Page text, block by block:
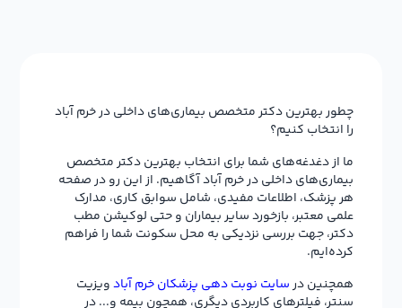
چطور بهترین دکتر متخصص بیماری‌های داخلی در خرم آباد
را انتخاب کنیم؟
ما از دغدغه‌های شما برای انتخاب بهترین دکتر متخصص
بیماری‌های داخلی در خرم آباد آگاهیم. از این رو در صفحه
هر پزشک، اطلاعات مفیدی، شامل سوابق کاری، مدارک
علمی معتبر، بازخورد سایر بیماران و حتی لوکیشن مطب
دکتر، جهت بررسی نزدیکی به محل سکونت شما را فراهم
کرده‌ایم.
همچنین درسایت نوبت دهی پزشکان خرم آبادویزیت
سنتر، فیلترهای کاربردی دیگری، همچون بیمه و... در